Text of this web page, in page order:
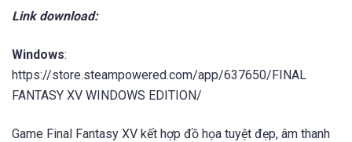
Link download:
Windows:
https://store.steampowered.com/app/637650/FINAL
FANTASY XV WINDOWS EDITION/
Game Final Fantasy XV kết hợp đồ họa tuyệt đẹp, âm thanh